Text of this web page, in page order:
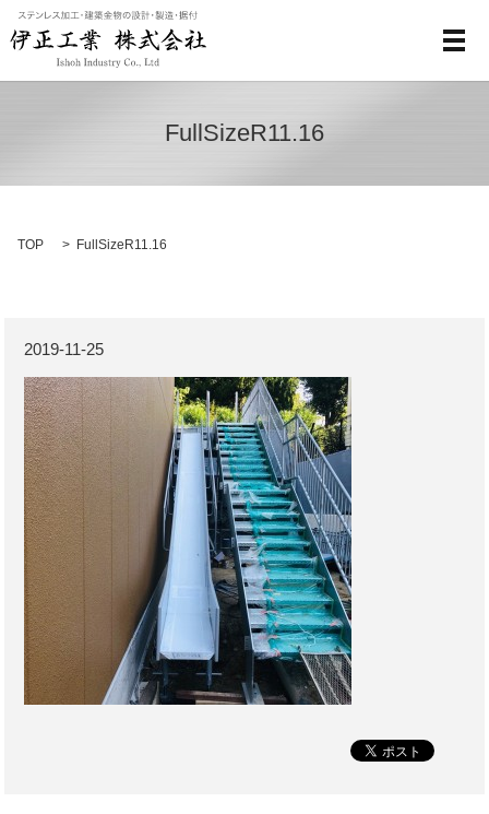
メ
FullSizeR11.16
TOP FullSizeR11.16
2019-11-25